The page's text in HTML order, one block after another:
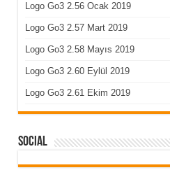
Logo Go3 2.56 Ocak 2019
Logo Go3 2.57 Mart 2019
Logo Go3 2.58 Mayıs 2019
Logo Go3 2.60 Eylül 2019
Logo Go3 2.61 Ekim 2019
Social